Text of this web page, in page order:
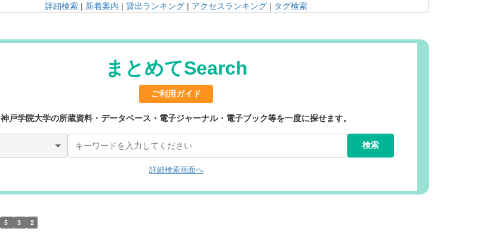
詳細検索 | 新着案内 |貸出ランキング | アクセスランキング | タグ検索
まとめてSearch
ご利用ガイド
神戸学院大学の所蔵資料・データベース・ 電子ジャーナル・電子ブック等を一度に探せます。
検索
詳細検索画面へ
5 3 2